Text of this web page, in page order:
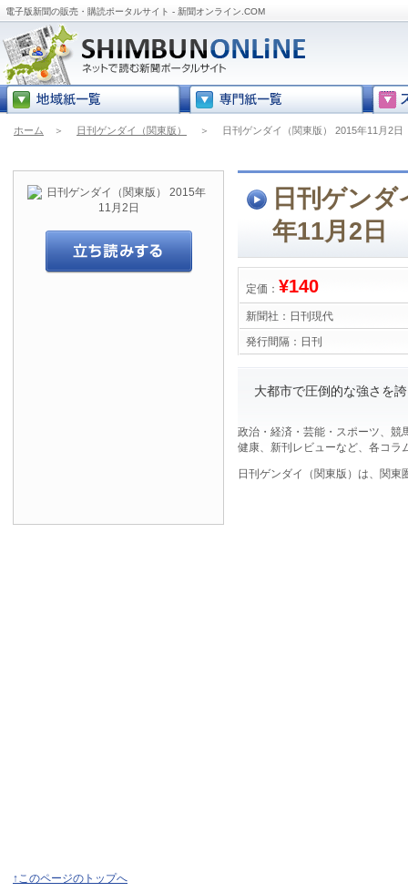
電子版新聞の販売・購読ポータルサイト - 新聞オンライン.COM
ホーム ＞ 日刊ゲンダイ（関東版） ＞ 日刊ゲンダイ（関東版） 2015年11月2日
日刊ゲン
年11月2日
定価： ¥140
新聞社： 日刊現代
発行間隔： 日刊
大都市で圧倒的な強さを
政治・経済・芸能・スポーツ、競
健康、新刊レビューなど、各コラ
日刊ゲンダイ（関東版）は、関
↑このページのトップへ